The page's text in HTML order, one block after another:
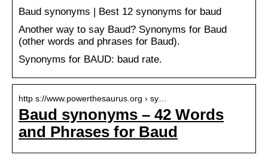
Baud synonyms | Best 12 synonyms for baud
Another way to say Baud? Synonyms for Baud
(other words and phrases for Baud).
Synonyms for BAUD: baud rate.
http s://www.powerthesaurus.org › sy…
Baud synonyms – 42 Words
and Phrases for Baud